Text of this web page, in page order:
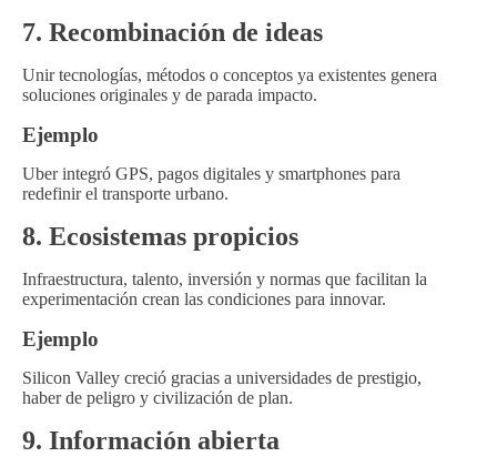
7. Recombinación de ideas
Unir tecnologías, métodos o conceptos ya existentes genera
soluciones originales y de parada impacto.
Ejemplo
Uber integró GPS, pagos digitales y smartphones para
redefinir el transporte urbano.
8. Ecosistemas propicios
Infraestructura, talento, inversión y normas que facilitan la
experimentación crean las condiciones para innovar.
Ejemplo
Silicon Valley creció gracias a universidades de prestigio,
haber de peligro y civilización de plan.
9. Información abierta